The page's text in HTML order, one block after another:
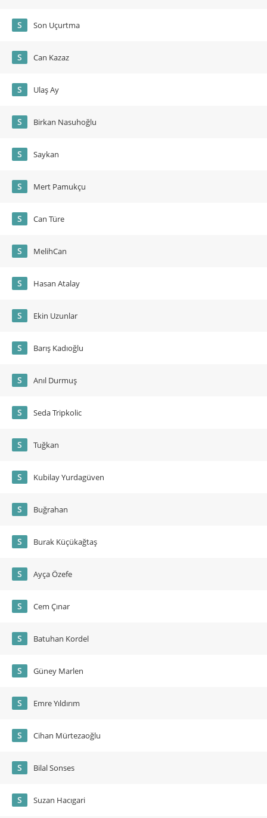
S Son Uçurtma
S Can Kazaz
S Ulaş Ay
S Birkan Nasuhoğlu
S Saykan
S Mert Pamukçu
S Can Türe
S MelihCan
S Hasan Atalay
S Ekin Uzunlar
S Barış Kadıoğlu
S Anıl Durmuş
S Seda Tripkolic
S Tuğkan
S Kubilay Yurdagüven
S Buğrahan
S Burak Küçükağtaş
S Ayça Özefe
S Cem Çınar
S Batuhan Kordel
S Güney Marlen
S Emre Yıldırım
S Cihan Mürtezaoğlu
S Bilal Sonses
S Suzan Hacıgari